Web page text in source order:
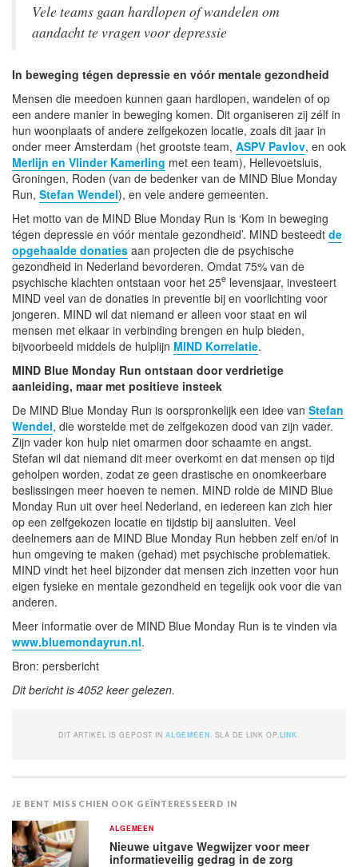
Vele teams gaan hardlopen of wandelen om
aandacht te vragen voor depressie
In beweging tégen depressie en vóór mentale gezondheid
Mensen die meedoen kunnen gaan hardlopen, wandelen of op
een andere manier in beweging komen. Dit organiseren zij zélf in
hun woonplaats of andere zelfgekozen locatie, zoals dit jaar in
onder meer Amsterdam (het grootste team, ASPV Pavlov, en ook
Merlijn en Vlinder Kamerling met een team), Hellevoetsluis,
Groningen, Roden (van de bedenker van de MIND Blue Monday
Run, Stefan Wendel), en vele andere gemeenten.
Het motto van de MIND Blue Monday Run is ‘Kom in beweging
tégen depressie en vóór mentale gezondheid’. MIND besteedt de
opgehaalde donaties aan projecten die de psychische
gezondheid in Nederland bevorderen. Omdat 75% van de
psychische klachten ontstaan voor het 25e levensjaar, investeert
MIND veel van de donaties in preventie bij en voorlichting voor
jongeren. MIND wil dat niemand er alleen voor staat en wil
mensen met elkaar in verbinding brengen en hulp bieden,
bijvoorbeeld middels de hulplijn MIND Korrelatie.
MIND Blue Monday Run ontstaan door verdrietige
aanleiding, maar met positieve insteek
De MIND Blue Monday Run is oorspronkelijk een idee van Stefan
Wendel, die worstelde met de zelfgekozen dood van zijn vader.
Zijn vader kon hulp niet omarmen door schaamte en angst.
Stefan wil dat niemand dit meer overkomt en dat mensen op tijd
geholpen worden, zodat ze geen drastische en onomkeerbare
beslissingen meer hoeven te nemen. MIND rolde de MIND Blue
Monday Run uit over heel Nederland, en iedereen kan zich hier
op een zelfgekozen locatie en tijdstip bij aansluiten. Veel
deelnemers aan de MIND Blue Monday Run hebben zelf en/of in
hun omgeving te maken (gehad) met psychische problematiek.
MIND vindt het heel bijzonder dat mensen zich inzetten voor hun
eigen fysieke en mentale gezondheid en tegelijk ook voor die van
anderen.
Meer informatie over de MIND Blue Monday Run is te vinden via
www.bluemondayrun.nl.
Bron: persbericht
Dit bericht is 4052 keer gelezen.
DIT ARTIKEL IS GEPOST IN ALGEMEEN . SLA DE LINK OP. LINK
JE BENT MISSCHIEN OOK GEÏNTERESSEERD IN
ALGEMEEN
Nieuwe uitgave Wegwijzer voor meer
informatieveilig gedrag in de zorg